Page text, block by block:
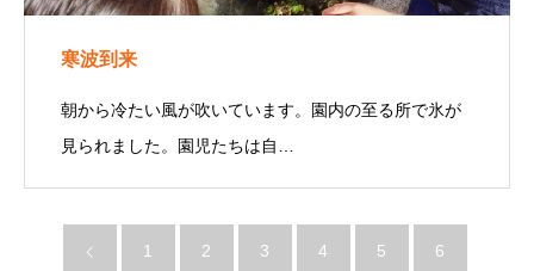
寒波到来
朝から冷たい風が吹いています。園内の至る所で氷が
見られました。園児たちは自…
1 2 3 4 5 6